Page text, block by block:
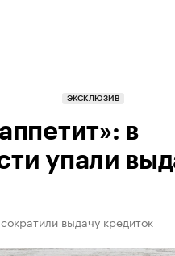
ЭКСКЛЮЗИВ
в
упали
выдачу кредиток